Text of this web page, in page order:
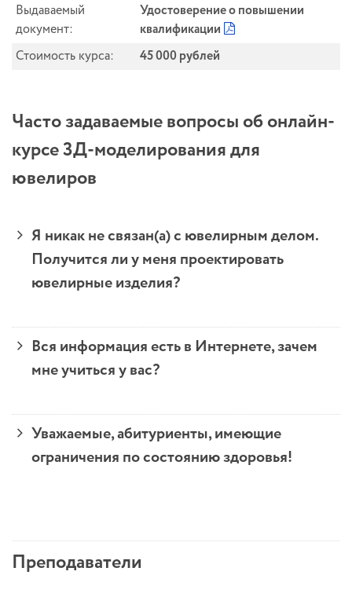
Выдаваемый
документ:
Удостоверение о повышении
квалификации
Стоимость курса:
45 000 рублей
Часто задаваемые вопросы об онлайн-
курсе 3Д-моделирования для
ювелиров
Я никак не связан(а) с ювелирным делом.
Получится ли у меня проектировать
ювелирные изделия?
Вся информация есть в Интернете, зачем
мне учиться у вас?
Уважаемые, абитуриенты, имеющие
ограничения по состоянию здоровья!
Преподаватели